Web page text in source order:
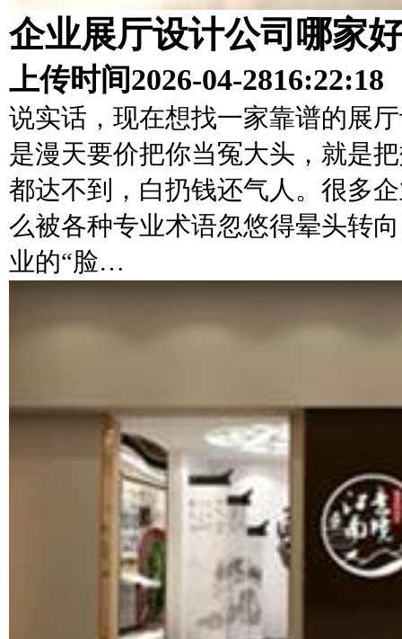
企业展厅设计公司哪家
上传时间2026-04-2816:22:18
说实话，现在想找一家靠谱的展
是漫天要价把你当冤大头，就是
都达不到，白扔钱还气人。很多
么被各种专业术语忽悠得晕头转
业的“脸…